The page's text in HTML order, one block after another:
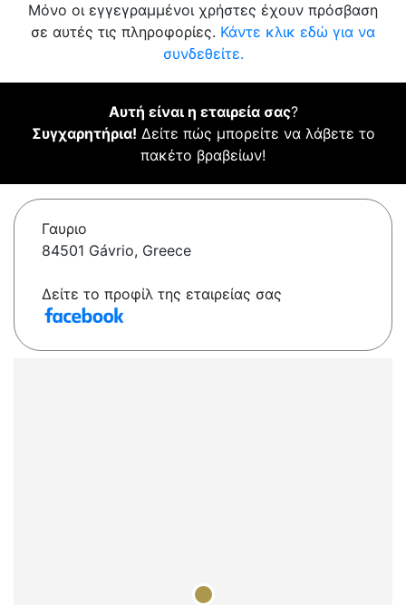
Μόνο οι εγγεγραμμένοι χρήστες έχουν πρόσβαση
σε αυτές τις πληροφορίες. Κάντε κλικ εδώ για να
συνδεθείτε.
Αυτή είναι η εταιρεία σας?
Συγχαρητήρια! Δείτε πώς μπορείτε να λάβετε το
πακέτο βραβείων!
Γαυριο
84501 Gávrio, Greece
Δείτε το προφίλ της εταιρείας σας